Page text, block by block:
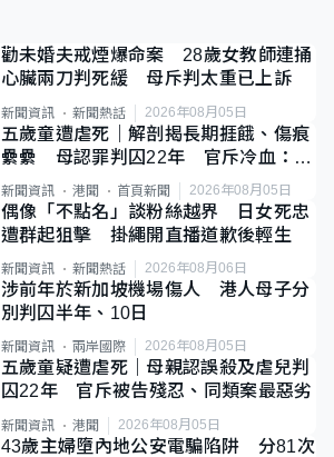
勸未婚夫戒煙爆命案 28歲女教師連捅
心臟兩刀判死緩 母斥判太重已上訴
新聞資訊 新聞熱話 2026年08月05日
五歲童遭虐死｜解剖揭長期捱餓、傷痕
纍纍 母認罪判囚22年 官斥冷血：同
類案最惡劣
新聞資訊 港聞 首頁新聞 2026年08月05日
偶像「不點名」談粉絲越界 日女死忠
遭群起狙擊 掛繩開直播道歉後輕生
新聞資訊 新聞熱話 2026年08月06日
涉前年於新加坡機場傷人 港人母子分
別判囚半年、10日
新聞資訊 兩岸國際 2026年08月05日
五歲童疑遭虐死｜母親認誤殺及虐兒判
囚22年 官斥被告殘忍、同類案最惡劣
新聞資訊 港聞 2026年08月05日
43歲主婦墮內地公安電騙陷阱 分81次